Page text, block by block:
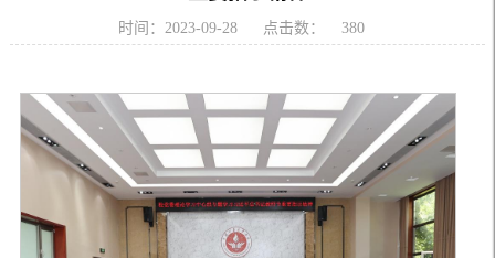
时间：2023-09-28 点击数： 380